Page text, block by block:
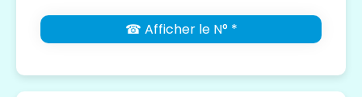
☎ Afficher le N° *